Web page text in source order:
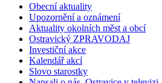
Obecní aktuality
Upozornění a oznámení
Aktuality okolních měst a obcí
Ostravický ZPRAVODAJ
Investiční akce
Kalendář akcí
Slovo starostky